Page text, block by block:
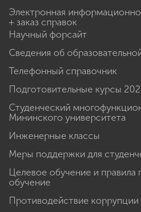
Электронная
+ заказ справок
Научный форсайт
Сведения об
Телефонный справочник
Подготовительные курсы
Студенческий
Мининского университета
Инженерные классы
Меры поддержки для
Целевое обучение и правила
обучение
Противодействие коррупции